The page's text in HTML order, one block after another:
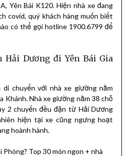
Yên Bái K120. Hiện nhà xe đang
covid, quý khách hàng muốn biết
có thể gọi hotline 1900.6799 để
Hải Dương đi Yên Bái Gia
di chuyển với nhà xe giường nằm
Khánh. Nhà xe giường nằm 38 chỗ
2 chuyến đều đặn từ Hải Dương
hiện tại xe cũng ngưng hoạt
hoành hành.
Phòng? Top 30 món ngon + nhà